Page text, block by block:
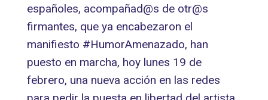
españoles, acompañad@s de otr@s
firmantes, que ya encabezaron el
manifiesto #HumorAmenazado, han
puesto en marcha, hoy lunes 19 de
febrero, una nueva acción en las redes